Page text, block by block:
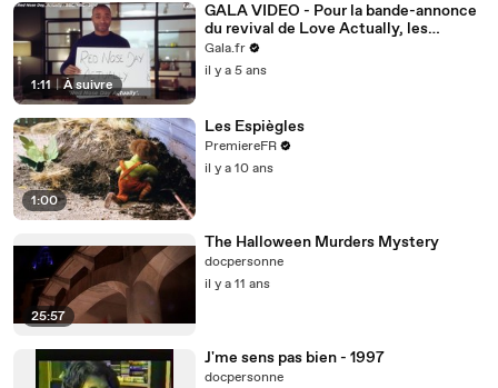
1:11 | À suivre
GALA VIDEO - Pour la bande-annonce
du revival de Love Actually, les
acteurs reprennent une scène culte du
film
Gala.fr
il y a 5 ans
1:00
Les Espiègles
PremiereFR
il y a 10 ans
25:57
The Halloween Murders Mystery
docpersonne
il y a 11 ans
J'me sens pas bien - 1997
docpersonne